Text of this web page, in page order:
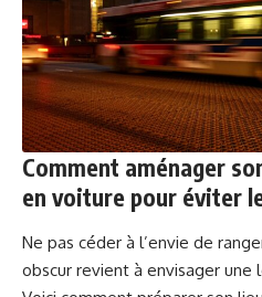
Comment aménager
en voiture pour éviter
Ne pas céder à l’envie de
obscur revient à envisager